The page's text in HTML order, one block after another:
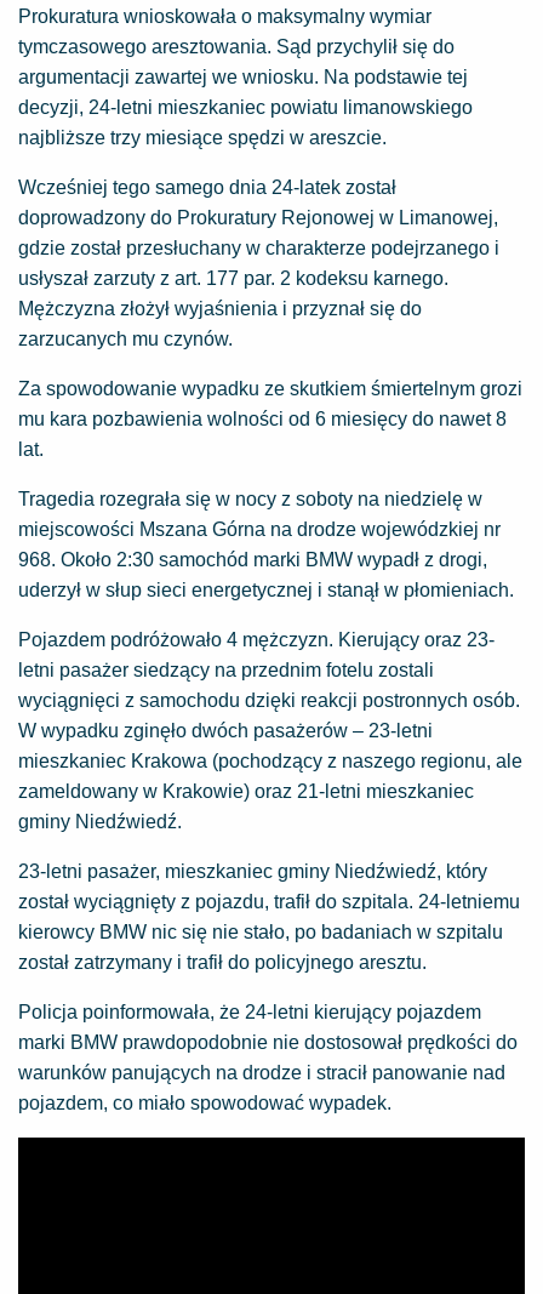
Prokuratura wnioskowała o maksymalny wymiar
tymczasowego aresztowania. Sąd przychylił się do
argumentacji zawartej we wniosku. Na podstawie tej
decyzji, 24-letni mieszkaniec powiatu limanowskiego
najbliższe trzy miesiące spędzi w areszcie.
Wcześniej tego samego dnia 24-latek został
doprowadzony do Prokuratury Rejonowej w Limanowej,
gdzie został przesłuchany w charakterze podejrzanego i
usłyszał zarzuty z art. 177 par. 2 kodeksu karnego.
Mężczyzna złożył wyjaśnienia i przyznał się do
zarzucanych mu czynów.
Za spowodowanie wypadku ze skutkiem śmiertelnym grozi
mu kara pozbawienia wolności od 6 miesięcy do nawet 8
lat.
Tragedia rozegrała się w nocy z soboty na niedzielę w
miejscowości Mszana Górna na drodze wojewódzkiej nr
968. Około 2:30 samochód marki BMW wypadł z drogi,
uderzył w słup sieci energetycznej i stanął w płomieniach.
Pojazdem podróżowało 4 mężczyzn. Kierujący oraz 23-
letni pasażer siedzący na przednim fotelu zostali
wyciągnięci z samochodu dzięki reakcji postronnych osób.
W wypadku zginęło dwóch pasażerów – 23-letni
mieszkaniec Krakowa (pochodzący z naszego regionu, ale
zameldowany w Krakowie) oraz 21-letni mieszkaniec
gminy Niedźwiedź.
23-letni pasażer, mieszkaniec gminy Niedźwiedź, który
został wyciągnięty z pojazdu, trafił do szpitala. 24-letniemu
kierowcy BMW nic się nie stało, po badaniach w szpitalu
został zatrzymany i trafił do policyjnego aresztu.
Policja poinformowała, że 24-letni kierujący pojazdem
marki BMW prawdopodobnie nie dostosował prędkości do
warunków panujących na drodze i stracił panowanie nad
pojazdem, co miało spowodować wypadek.